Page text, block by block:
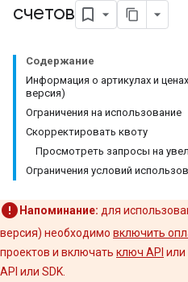
счетов
Содержание
Информация о артикулах и
версия)
Ограничения на использование
Скорректировать квоту
Просмотреть запросы на
Ограничения условий
Напоминание: для
версия) необходимо включить
проектов и включать ключ API или
API или SDK.